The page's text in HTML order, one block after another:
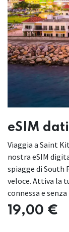
eSIM
Viaggia a Saint
nostra eSIM
spiagge di South
veloce. Attiva la
connessa e
19,00 €